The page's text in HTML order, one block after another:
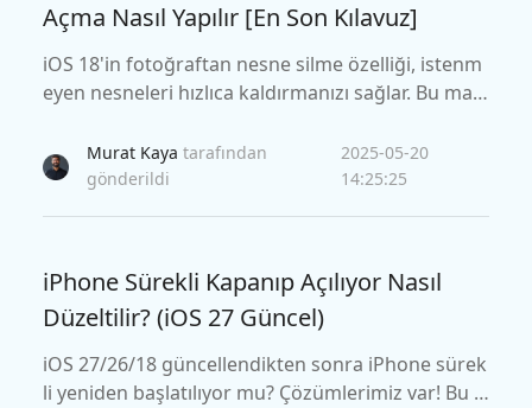
Açma Nasıl Yapılır [En Son Kılavuz]
iOS 18'in fotoğraftan nesne silme özelliği, istenm
eyen nesneleri hızlıca kaldırmanızı sağlar. Bu mak
vcut olduğu ve olası sorunlar için çözümler bulabi
lirsiniz. Fotoğraflarınızı mükemmelleştirmek için i
Murat Kaya tarafından
gönderildi
2025-05-20
14:25:25
iPhone Sürekli Kapanıp Açılıyor Nasıl
Düzeltilir? (iOS 27 Güncel)
iOS 27/26/18 güncellendikten sonra iPhone sürek
li yeniden başlatılıyor mu? Çözümlerimiz var! Bu kı